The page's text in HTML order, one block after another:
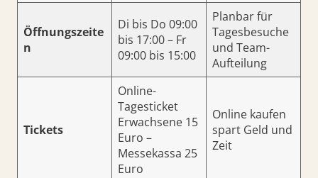
Öffnungszeite
n
Di bis Do 09:00
bis 17:00 – Fr
09:00 bis 15:00
Planbar für
Tagesbesuche
und Team-
Aufteilung
Tickets
Online-
Tagesticket
Erwachsene 15
Euro –
Messekassa 25
Euro
Online kaufen
spart Geld und
Zeit